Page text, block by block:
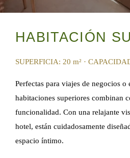
HABITACIÓN
SUPERFICIA: 20 m² ·
Perfectas para viajes de negocios o
habitaciones superiores combinan
funcionalidad. Con una relajante
hotel, están cuidadosamente
espacio íntimo.